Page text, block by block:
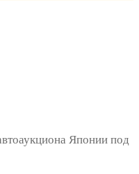
Японии под